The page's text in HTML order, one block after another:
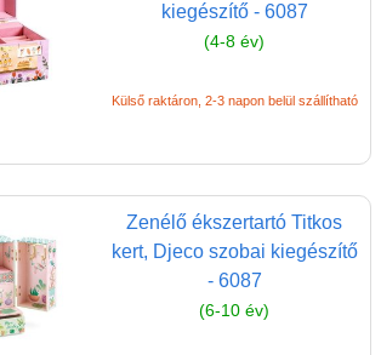
kiegészítő - 6087
(4-8 év)
Külső raktáron, 2-3 napon belül szállítható
Zenélő ékszertartó Titkos
kert, Djeco szobai kiegészítő
- 6087
(6-10 év)
Ékszertartó
Tükör
Iskolaszerek
Kerti játékok
Kreatív játék